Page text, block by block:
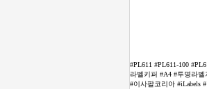
#PL611 #PL611-100
라벨키퍼 #A4 #투명라벨
#이사팔코리아 #iLabels